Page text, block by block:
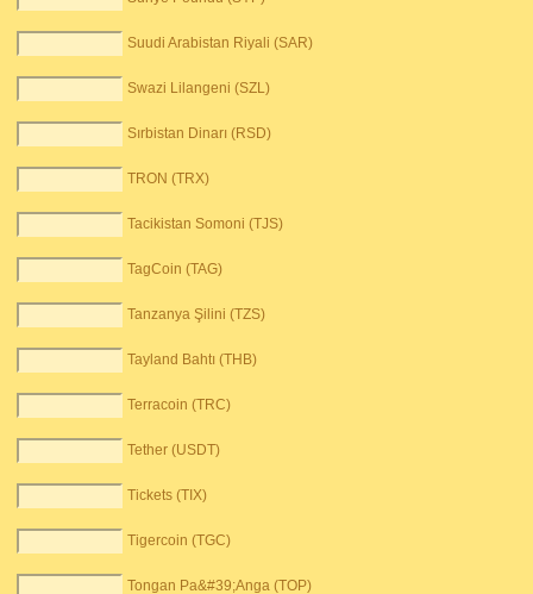
Suudi Arabistan Riyali (SAR)
Swazi Lilangeni (SZL)
Sırbistan Dinarı (RSD)
TRON (TRX)
Tacikistan Somoni (TJS)
TagCoin (TAG)
Tanzanya Şilini (TZS)
Tayland Bahtı (THB)
Terracoin (TRC)
Tether (USDT)
Tickets (TIX)
Tigercoin (TGC)
Tongan Pa&#39;Anga (TOP)